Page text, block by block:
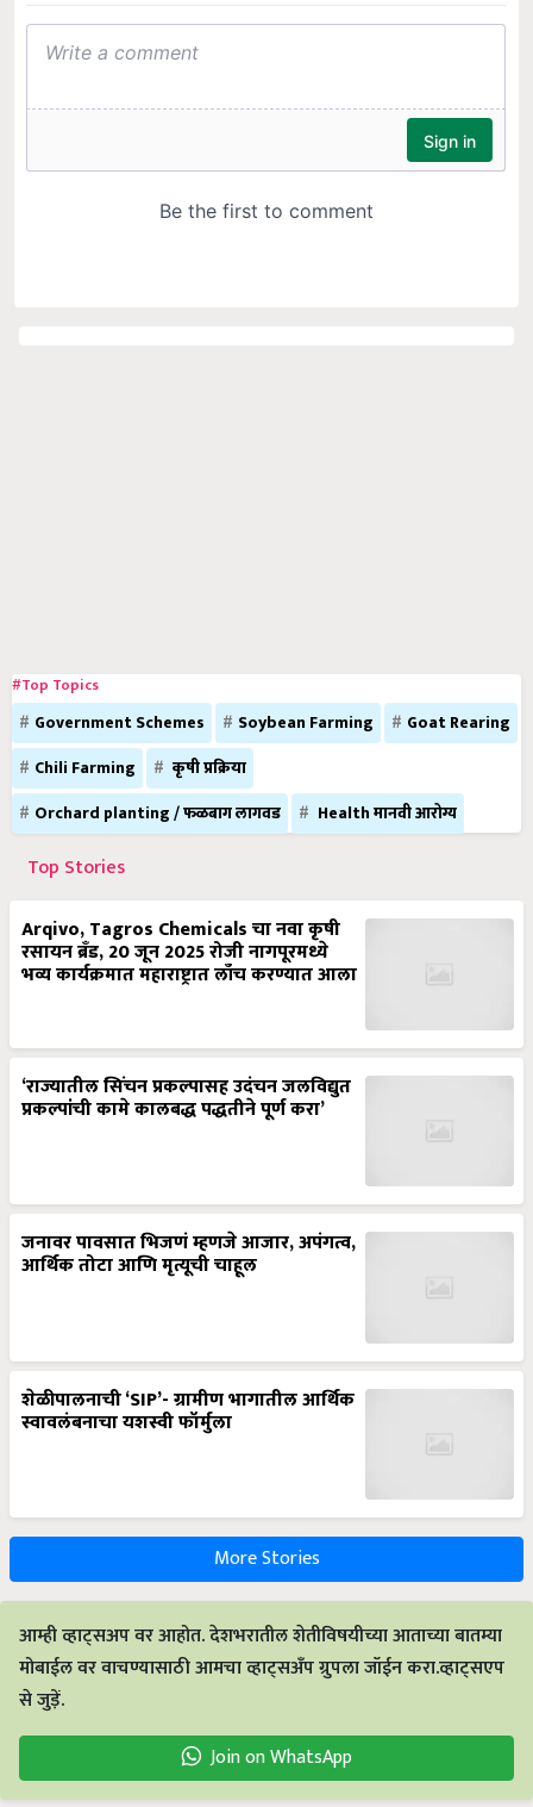
#Top Topics
Government Schemes Soybean Farming
Goat Rearing
Chili Farming
कृषी प्रक्रिया
Orchard planting / फळबाग लागवड
Health मानवी आरोग्य
Top Stories
Arqivo, Tagros Chemicals चा नवा कृषी
रसायन ब्रँड, 20 जून 2025 रोजी नागपूरमध्ये
भव्य कार्यक्रमात महाराष्ट्रात लाँच करण्यात आला
‘राज्यातील सिंचन प्रकल्पासह उदंचन जलविद्युत
प्रकल्पांची कामे कालबद्ध पद्धतीने पूर्ण करा’
जनावर पावसात भिजणं म्हणजे आजार, अपंगत्व,
आर्थिक तोटा आणि मृत्यूची चाहूल
शेळीपालनाची ‘SIP’- ग्रामीण भागातील आर्थिक
स्वावलंबनाचा यशस्वी फॉर्मुला
More Stories
आम्ही व्हाट्सअप वर आहोत. देशभरातील शेतीविषयीच्या आताच्या बातम्या
मोबाईल वर वाचण्यासाठी आमचा व्हाट्सअँप ग्रुपला जॉईन करा.व्हाट्सएप
से जुड़ें.
Join on WhatsApp